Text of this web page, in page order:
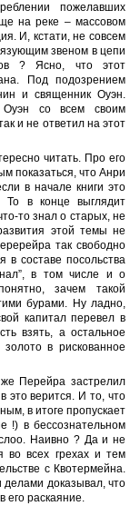
пожелавших
на реке – массовом
И, кстати, не совсем
звеном в цепи
? Ясно, что этот
Под подозрением
и священник Оуэн.
Оуэн со всем своим
и не ответил на этот
читать. Про его
показаться, что Анри
в начале книги это
То в конце выглядит
то знал о старых, не
этой темы не
так свободно
в составе посольства
в том числе и о
зачем такой
бурами. Ну ладно,
капитал перевел в
взять, а остальное
в рискованное
Перейра застрелил
это верится. И то, что
в итоге пропускает
!) в бессознательном
Наивно ? Да и не
во всех грехах и тем
с Квотермейна.
доказывал, что
его раскаяние.